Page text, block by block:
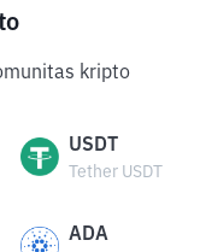
kripto
USDT
Tether USDT
ADA